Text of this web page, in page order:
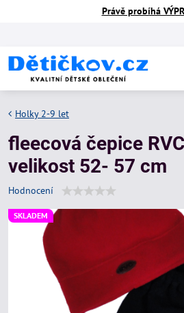
Právě probíhá
SKLADEM
Holky 2-9 let
fleecová čepice
velikost 52- 57 cm
Hodnocení